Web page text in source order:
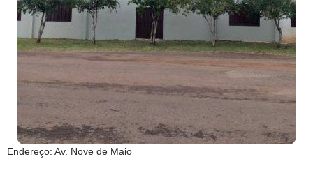
Endereço: Av. Nove de Maio